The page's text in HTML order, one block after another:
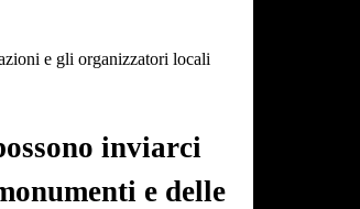
e gli organizzatori locali
inviarci
e delle